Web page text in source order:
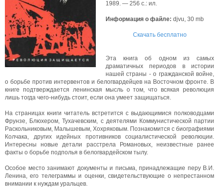
1989. — 256 с.: ил.
Информация о файле: djvu, 30 mb
Скачать бесплатно
Эта книга об одном из самых
драматичных периодов в истории
нашей страны - о гражданской войне,
о борьбе против интервентов и белогвардейцев на Восточном фронте. В
книге подтверждается ленинская мысль о том, что всякая революция
лишь тогда чего-нибудь стоит, если она умеет защищаться.
На страницах книги читатель встретится с выдающимися полководцами
Фрунзе, Блюхером, Тухачевским, с деятелями Коммунистической партии
Раскольниковым, Малышевым, Хохряковым. Познакомится с биографиями
Колчака, других идейных противников социалистической революции.
Интересны новые детали расстрела Романовых, неизвестные ранее
факты о борьбе подполья в белогвардейском тылу.
Особое место занимают документы и письма, принадлежащие перу В.И.
Ленина, его телеграммы и оценки, свидетельствующие о непрестанном
внимании к нуждам уральцев.